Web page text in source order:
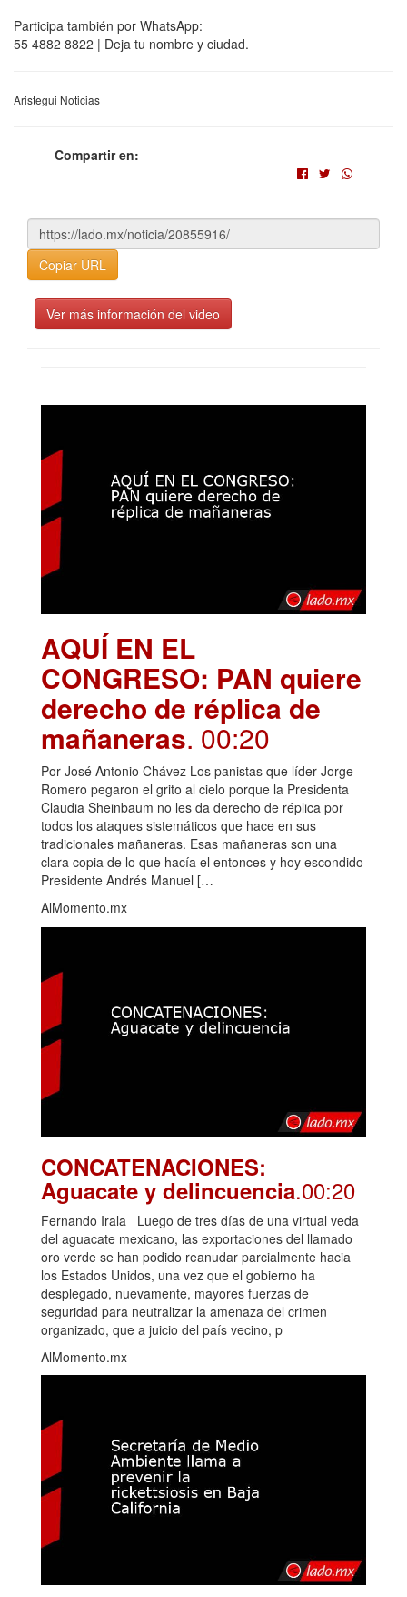
Participa también por WhatsApp:
55 4882 8822 | Deja tu nombre y ciudad.
Aristegui Noticias
Compartir en:
Copiar URL
Ver más información del video
AQUÍ EN EL
CONGRESO: PAN quiere
derecho de réplica de
mañaneras. 00:20
Por José Antonio Chávez Los panistas que líder Jorge
Romero pegaron el grito al cielo porque la Presidenta
Claudia Sheinbaum no les da derecho de réplica por
todos los ataques sistemáticos que hace en sus
tradicionales mañaneras. Esas mañaneras son una
clara copia de lo que hacía el entonces y hoy escondido
Presidente Andrés Manuel […
AlMomento.mx
CONCATENACIONES:
Aguacate y delincuencia.00:20
Fernando Irala Luego de tres días de una virtual veda
del aguacate mexicano, las exportaciones del llamado
oro verde se han podido reanudar parcialmente hacia
los Estados Unidos, una vez que el gobierno ha
desplegado, nuevamente, mayores fuerzas de
seguridad para neutralizar la amenaza del crimen
organizado, que a juicio del país vecino, p
AlMomento.mx